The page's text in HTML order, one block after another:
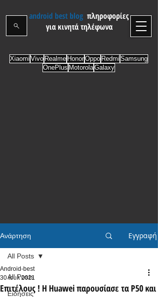
android best blog πληροφορίες
για κινητά τηλέφωνα
Xiaomi Vivo Realme HonorOppo Redmi Samsung
OnePlus MotorolaGalaxy
Ανάρτηση Εγγραφή
All Posts
Ειδήσεις
All Posts
Επιτέλους ! Η Huawei παρουσίασε τα P50 και
Android-best
30 Ιουλ 2021